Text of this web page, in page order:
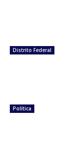
Distrito Federal
Política